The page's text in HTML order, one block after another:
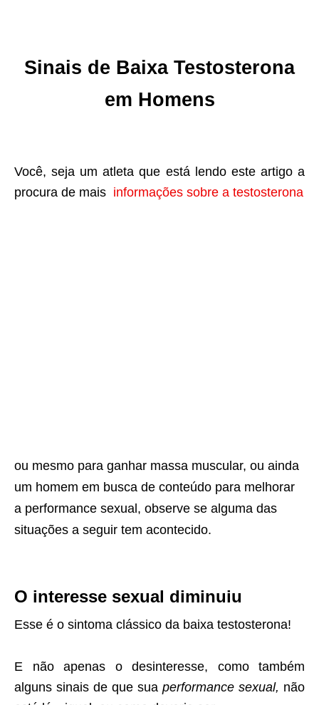
Sinais de Baixa Testosterona
em Homens
Você, seja um atleta que está lendo este artigo a
procura de mais informações sobre a testosterona
ou mesmo para ganhar massa muscular, ou ainda
um homem em busca de conteúdo para melhorar
a performance sexual, observe se alguma das
situações a seguir tem acontecido.
O interesse sexual diminuiu
Esse é o sintoma clássico da baixa testosterona!
E não apenas o desinteresse, como também
alguns sinais de que sua performance sexual, não